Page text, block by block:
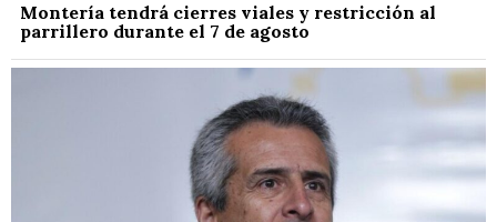
Montería tendrá cierres viales y restricción al
parrillero durante el 7 de agosto